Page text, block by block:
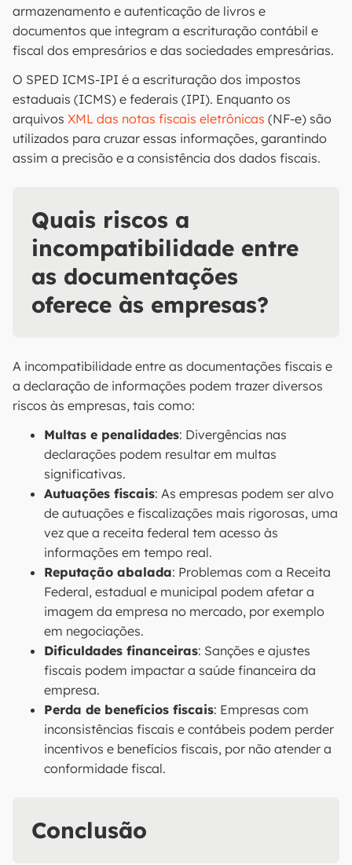
armazenamento e autenticação de livros e
documentos que integram a escrituração contábil e
fiscal dos empresários e das sociedades empresárias.
O SPED ICMS-IPI é a escrituração dos impostos
estaduais (ICMS) e federais (IPI). Enquanto os
arquivos XML das notas fiscais eletrônicas (NF-e) são
utilizados para cruzar essas informações, garantindo
assim a precisão e a consistência dos dados fiscais.
Quais riscos a
incompatibilidade entre
as documentações
oferece às empresas?
A incompatibilidade entre as documentações fiscais e
a declaração de informações podem trazer diversos
riscos às empresas, tais como:
Multas e penalidades: Divergências nas
declarações podem resultar em multas
significativas.
Autuações fiscais: As empresas podem ser alvo
de autuações e fiscalizações mais rigorosas, uma
vez que a receita federal tem acesso às
informações em tempo real.
Reputação abalada: Problemas com a Receita
Federal, estadual e municipal podem afetar a
imagem da empresa no mercado, por exemplo
em negociações.
Dificuldades financeiras: Sanções e ajustes
fiscais podem impactar a saúde financeira da
empresa.
Perda de benefícios fiscais: Empresas com
inconsistências fiscais e contábeis podem perder
incentivos e benefícios fiscais, por não atender a
conformidade fiscal.
Conclusão